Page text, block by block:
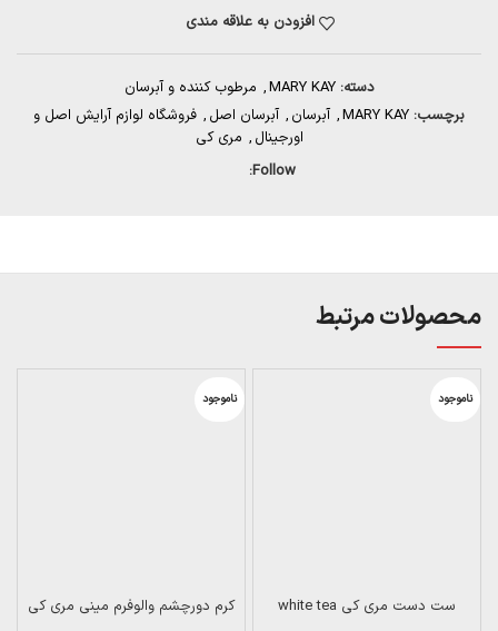
افزودن به علاقه مندی
دسته: MARY KAY
, مرطوب کننده و آبرسان
برچسب: MARY KAY
, آبرسان , آبرسان اصل , فروشگاه لوازم آرایش اصل و
اورجینال , مری کی
Follow:
محصولات مرتبط
ناموجود
ست دست مری کی white tea
ناموجود
کرم دورچشم والوفرم مینی مری کی